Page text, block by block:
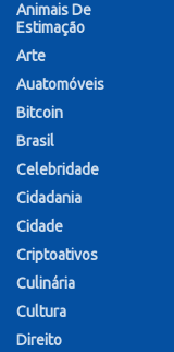
Animais De
Estimação
Arte
Auatomóveis
Bitcoin
Brasil
Celebridade
Cidadania
Cidade
Criptoativos
Culinária
Cultura
Direito